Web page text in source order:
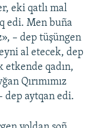
eki qatlı mal
edi. Men buña
– dep tüşüngen
al etecek, dep
etkende qadın,
Qırımımız
dep aytqan edi.